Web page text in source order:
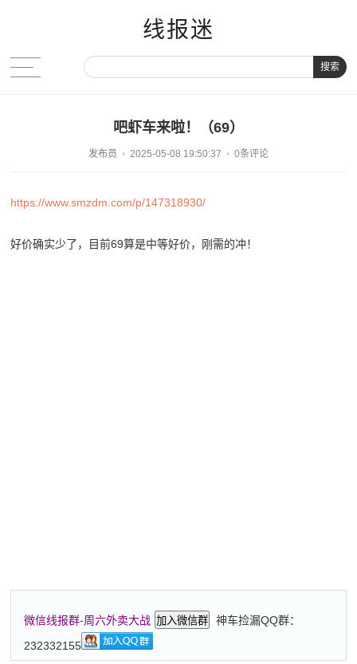
线报迷
搜索
吧虾车来啦！（69）
发布员 2025-05-08 19:50:37 0条评论
https://www.smzdm.com/p/147318930/
好价确实少了，目前69算是中等好价，刚需的冲！
微信线报群-周六外卖大战 加入微信群
神车捡漏QQ群：
232332155